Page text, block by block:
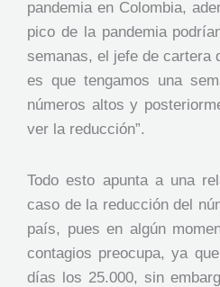
pandemia en Colombia,
pico de la pandemia
semanas, el jefe de cartera
es que tengamos una
números altos y
ver la reducción”.
Todo esto apunta a una
caso de la reducción del
país, pues en algún
contagios preocupa, ya
días los 25.000, sin